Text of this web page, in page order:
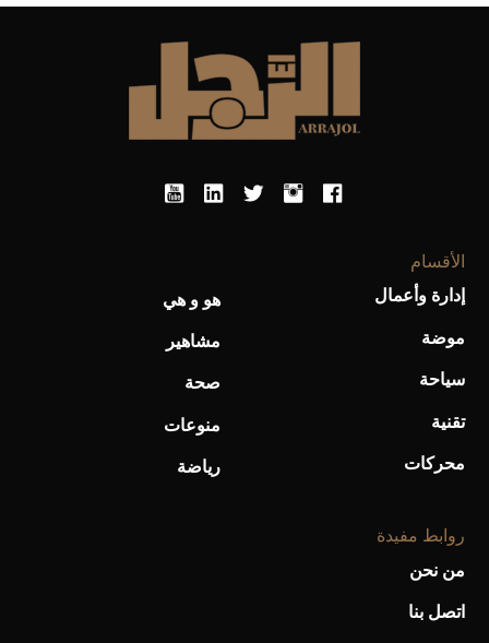
الأقسام
إدارة وأعمال
موضة
سياحة
تقنية
محركات
هو و هي
مشاهير
صحة
منوعات
رياضة
روابط مفيدة
من نحن
اتصل بنا